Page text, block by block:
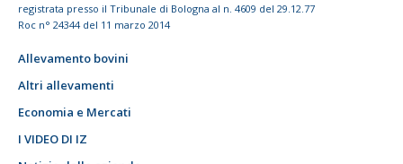
registrata presso il Tribunale di Bologna al n. 4609 del 29.12.77
Roc n° 24344 del 11 marzo 2014
Allevamento bovini
Altri allevamenti
Economia e Mercati
I VIDEO DI IZ